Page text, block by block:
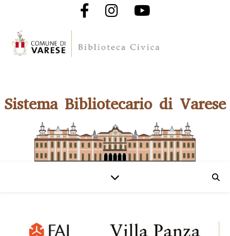
Sistema Bibliotecario di Varese